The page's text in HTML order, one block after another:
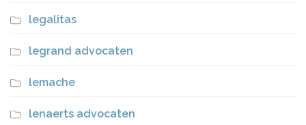
legalitas
legrand advocaten
lemache
lenaerts advocaten